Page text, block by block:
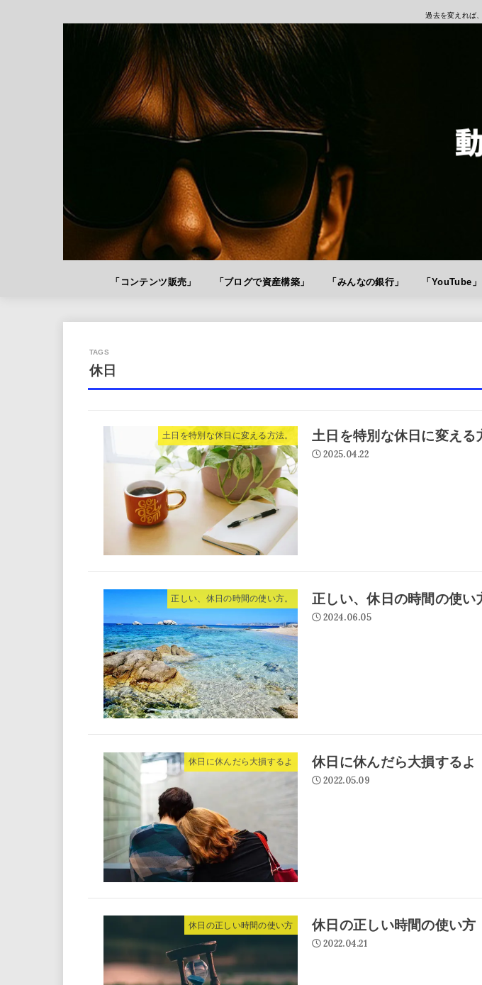
過去を変えれば
「コンテンツ販売」 「ブログで資産構築」 「みんなの銀行」 「YouTube」
休日
土日を特別な休日に変える方法。 土日を特別な休日に変える
2025.04.22
正しい、休日の時間の使い方。 正しい、休日の時間の使い
2024.06.05
休日に休んだら大損するよ 休日に休んだら大損するよ
2022.05.09
休日の正しい時間の使い方 休日の正しい時間の使い方
2022.04.21